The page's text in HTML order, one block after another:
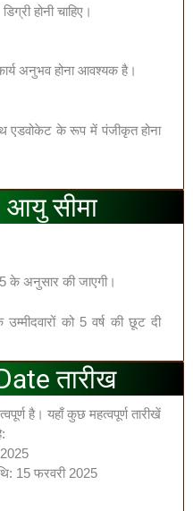
होनी चाहिए।
अनुभव होना आवश्यक है।
एडवोकेट के रूप में पंजीकृत होना
सीमा
के अनुसार की जाएगी।
को 5 वर्ष की छूट दी
तारीख
है। यहाँ कुछ महत्वपूर्ण तारीखें
15 फरवरी 2025